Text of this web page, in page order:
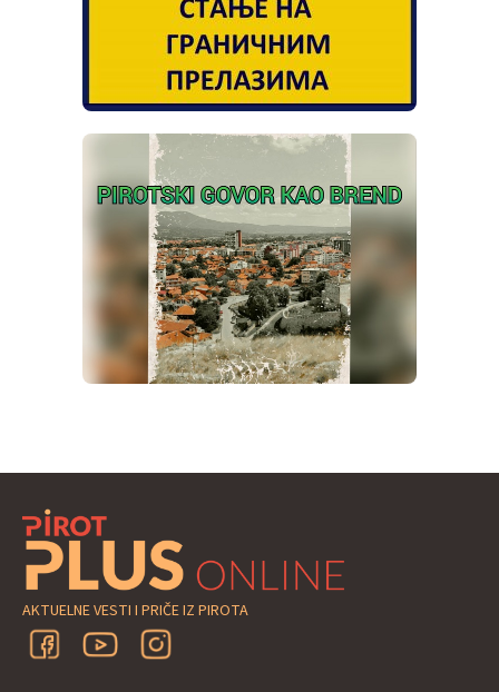
AKTUELNE VESTI I PRIČE IZ PIROTA